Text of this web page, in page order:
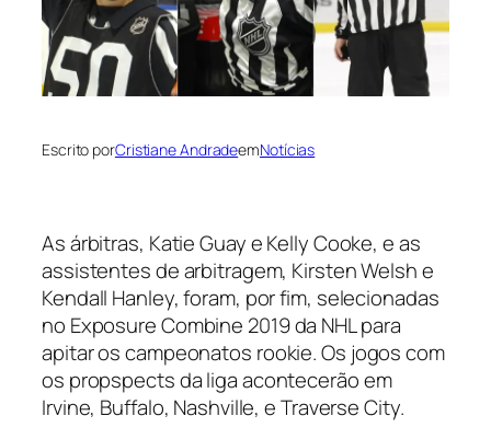
Escrito porCristiane AndradeemNotícias
As árbitras, Katie Guay e Kelly Cooke, e as
assistentes de arbitragem, Kirsten Welsh e
Kendall Hanley, foram, por fim, selecionadas
no Exposure Combine 2019 da NHL para
apitar os campeonatos rookie. Os jogos com
os propspectsda liga acontecerão em
Irvine, Buffalo, Nashville, e Traverse City.